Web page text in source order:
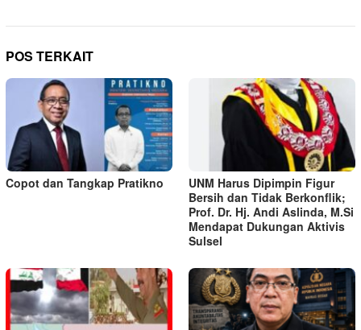
POS TERKAIT
Copot dan Tangkap Pratikno
UNM Harus Dipimpin Figur
Bersih dan Tidak Berkonflik;
Prof. Dr. Hj. Andi Aslinda, M.Si
Mendapat Dukungan Aktivis
Sulsel